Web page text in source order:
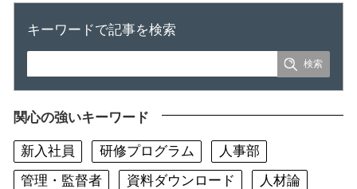
キーワードで記事を検索
関心の強いキーワード
新入社員 研修プログラム
人事部
管理・監督者
資料ダウンロード
人材論